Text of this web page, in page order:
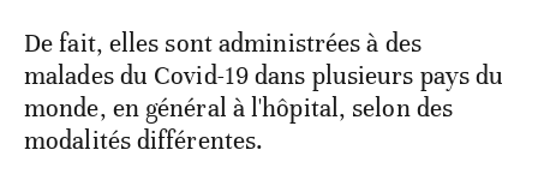
De fait, elles sont administrées à des
malades du Covid-19 dans plusieurs pays du
monde, en général à l'hôpital, selon des
modalités différentes.